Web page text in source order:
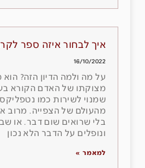
איך לבחור איזה ספר
16/10/2022
על מה ולמה הדיון הזה?
מצוקתו של האדם הקורא
שמנוי לשירות כמו
מהעולם של הצפייה. מרוב
בלי שרואים שום דבר. או
ונופלים על הדבר הלא נכון
למאמר »